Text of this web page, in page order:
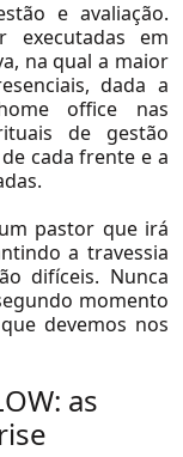
e avaliação.
executadas em
na qual a maior
dada a
office nas
de gestão
cada frente e a
pastor que irá
a travessia
difíceis. Nunca
momento
devemos nos
as